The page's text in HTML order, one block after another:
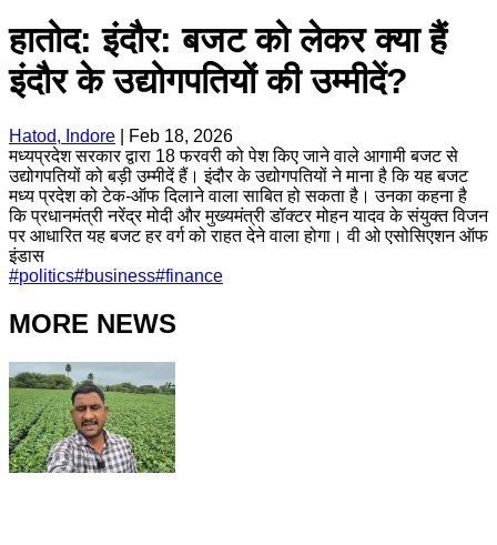
हातोद: इंदौर: बजट को लेकर क्या हैं
इंदौर के उद्योगपतियों की उम्मीदें?
Hatod, Indore
Feb 18, 2026
मध्यप्रदेश सरकार द्वारा 18 फरवरी को पेश किए जाने वाले आगामी बजट से
उद्योगपतियों को बड़ी उम्मीदें हैं। इंदौर के उद्योगपतियों ने माना है कि यह बजट
मध्य प्रदेश को टेक-ऑफ दिलाने वाला साबित हो सकता है। उनका कहना है
कि प्रधानमंत्री नरेंद्र मोदी और मुख्यमंत्री डॉक्टर मोहन यादव के संयुक्त विजन
पर आधारित यह बजट हर वर्ग को राहत देने वाला होगा। वी ओ एसोसिएशन ऑफ
इंडास
#politics#business#finance
MORE NEWS